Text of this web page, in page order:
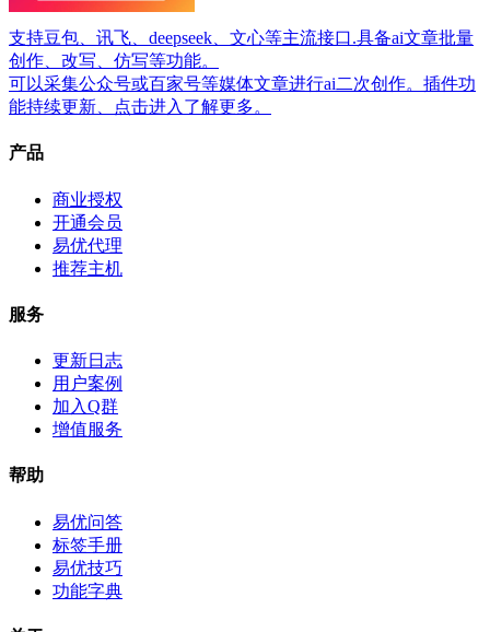
支持豆包、讯飞、deepseek、文心等主流接口.具备ai文章批量
创作、改写、仿写等功能。
可以采集公众号或百家号等媒体文章进行ai二次创作。插件功
能持续更新、点击进入了解更多。
产品
商业授权
开通会员
易优代理
推荐主机
服务
更新日志
用户案例
加入Q群
增值服务
帮助
易优问答
标签手册
易优技巧
功能字典